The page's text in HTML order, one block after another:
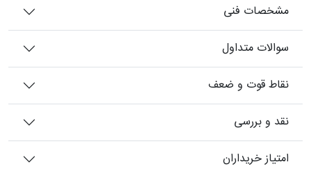
مشخصات فنی
سوالات متداول
نقاط قوت و ضعف
نقد و بررسی
امتیاز خریداران